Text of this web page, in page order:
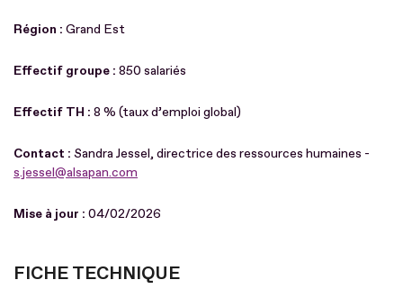
Région : Grand Est
Effectif groupe : 850 salariés
Effectif TH : 8 % (taux d’emploi global)
Contact : Sandra Jessel, directrice des ressources humaines -
s.jessel@alsapan.com
Mise à jour : 04/02/2026
FICHE TECHNIQUE